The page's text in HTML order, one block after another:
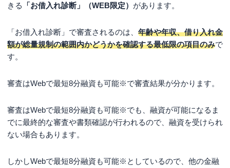
きる
「お借入れ診断」（WEB限定） があります。
「お借入れ診断」で審査されるのは、 年齢や年収、借り入れ金
額が総量規制の範囲内かどうかを確認する最低限の項目のみで
す。
審査はWebで最短8分融資も可能※で審査結果が分かります。
審査はWebで最短8分融資も可能※でも、融資が可能になるま
でに最終的な審査や書類確認が行われるので、融資を受けられ
ない場合もあります。
しかしWebで最短8分融資も可能※ としているので、他の金融